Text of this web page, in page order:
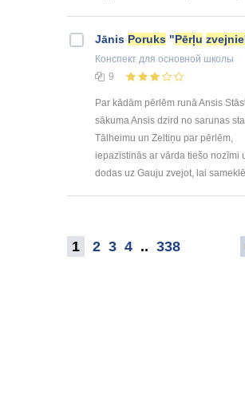
Jānis Poruks "Pērļu
Конспект для основной школы
9
Par kādām pērlēm runā Ansis
sākuma Ansis dzird no sarunas
Tālheimu un Zeltiņu par pērlēm,
iepazīstinās ar vārda tiešo nozīmi
dodas uz Gauju zvejot, lai
1 2 3 4 .. 338